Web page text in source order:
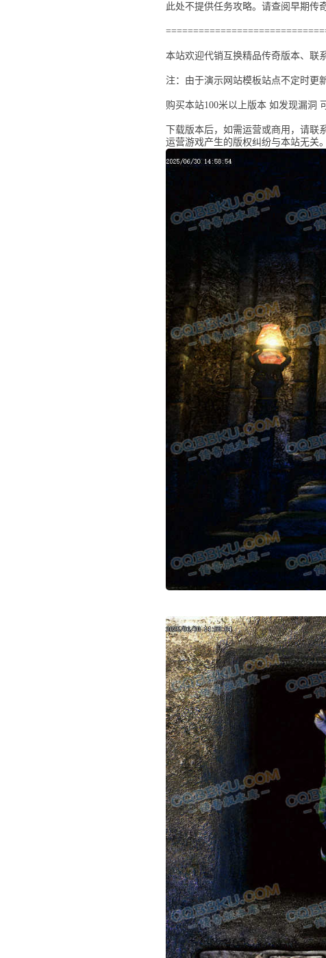
此处不提供任务攻略。请查阅早期传
本站欢迎代销互换精品传奇版本、联
注：由于演示网站模板站点不定时更
购买本站100米以上版本 如发现漏洞
下载版本后，如需运营或商用，请
运营游戏产生的版权纠纷与本站无关。